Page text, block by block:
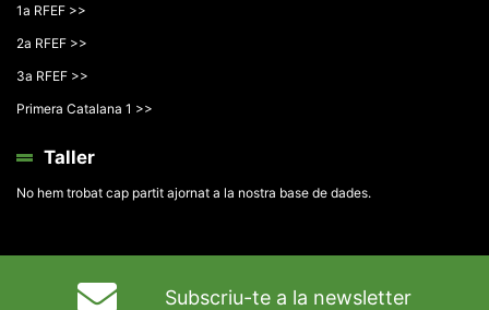
1a RFEF >>
2a RFEF >>
3a RFEF >>
Primera Catalana 1 >>
Taller
No hem trobat cap partit ajornat a la nostra base de dades.
Subscriu-te a la newsletter